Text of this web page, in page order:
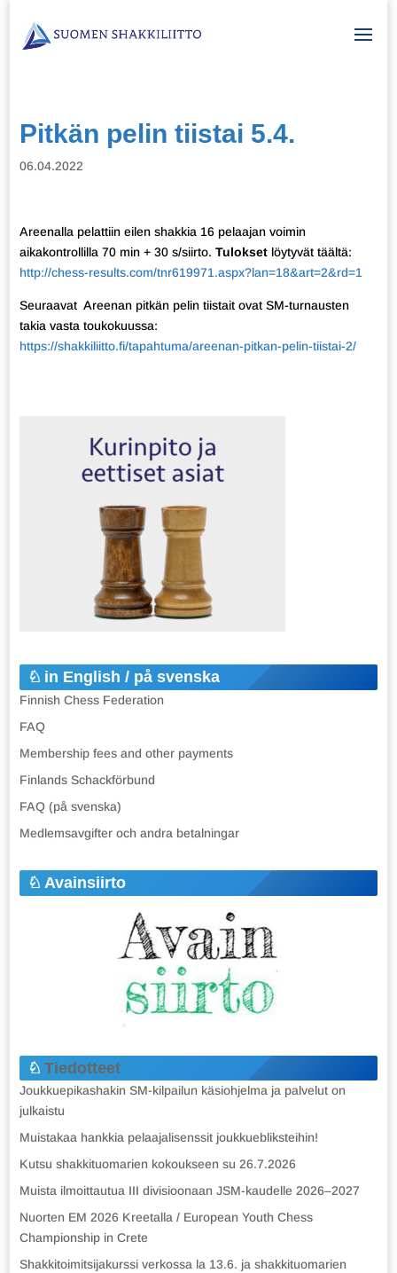
Pitkän pelin tiistai 5.4.
06.04.2022
Areenalla pelattiin eilen shakkia 16 pelaajan voimin
aikakontrollilla 70 min + 30 s/siirto. Tuloksetlöytyvät täältä:
http://chess-results.com/tnr619971.aspx?lan=18&art=2&rd=1
Seuraavat Areenan pitkän pelin tiistait ovat SM-turnausten
takia vasta toukokuussa:
https://shakkiliitto.fi/tapahtuma/areenan-pitkan-pelin-tiistai-2/
in English / på svenska
Finnish Chess Federation
FAQ
Membership fees and other payments
Finlands Schackförbund
FAQ (på svenska)
Medlemsavgifter och andra betalningar
Avainsiirto
Tiedotteet
Joukkuepikashakin SM-kilpailun käsiohjelma ja palvelut on
julkaistu
Muistakaa hankkia pelaajalisenssit joukkuebliksteihin!
Kutsu shakkituomarien kokoukseen su 26.7.2026
Muista ilmoittautua III divisioonaan JSM-kaudelle 2026–2027
Nuorten EM 2026 Kreetalla / European Youth Chess
Championship in Crete
Shakkitoimitsijakurssi verkossa la 13.6. ja shakkituomarien